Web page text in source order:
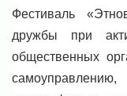
Фестиваль
дружбы при
общественных